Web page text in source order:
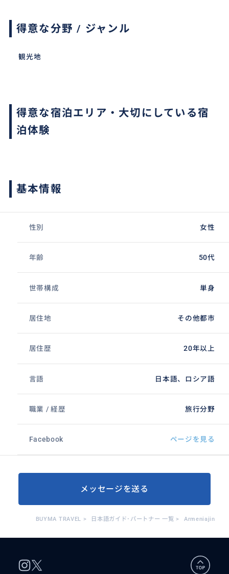
得意な分野 / ジャンル
観光地
得意な宿泊エリア・大切にしている宿
泊体験
基本情報
性別 女性
年齢 50代
世帯構成 単身
居住地 その他都市
居住歴 20年以上
言語 日本語、ロシア語
職業 / 経歴 旅行分野
Facebook ページを見る
メッセージを送る
BUYMA TRAVEL > 日本語ガイド･パートナー 一覧 > Armeniajin